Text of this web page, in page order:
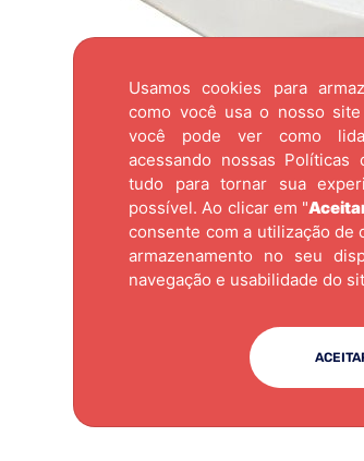
Usamos cookies para
como você usa o nosso
você pode ver como
acessando nossas Políticas
tudo para tornar sua
possível. Ao clicar em "
consente com a utilização de
armazenamento no seu
navegação e usabilidade do